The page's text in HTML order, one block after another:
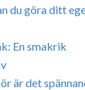
du göra ditt
En smakrik
är det